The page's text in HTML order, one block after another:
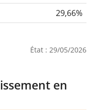
29,66%
État : 29/05/2026
en